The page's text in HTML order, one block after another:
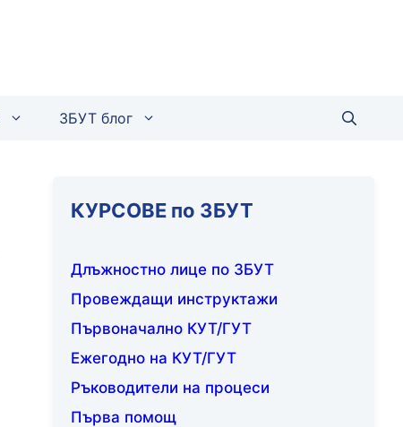
ЗБУТ блог
КУРСОВЕ по ЗБУТ
Длъжностно лице по ЗБУТ
Провеждащи инструктажи
Първоначално КУТ/ГУТ
Ежегодно на КУТ/ГУТ
Ръководители на процеси
Първа помощ